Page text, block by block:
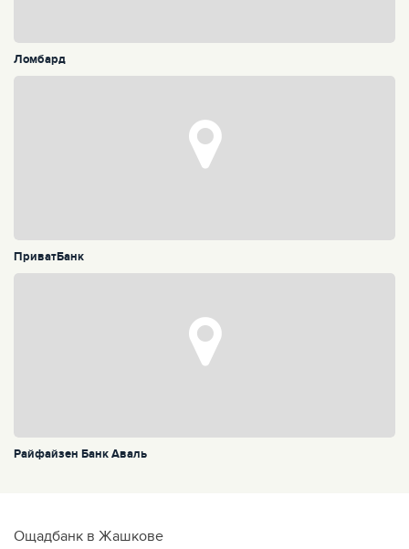
Ломбард
ПриватБанк
Райфайзен Банк Аваль
Ощадбанк в Жашкове